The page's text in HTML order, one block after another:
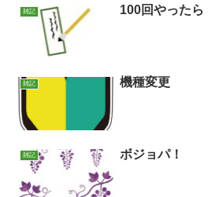
雑記 100回やったら
雑記 機種変更
雑記 ボジョパ！